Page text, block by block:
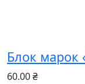
Блок марок
60.00 ₴